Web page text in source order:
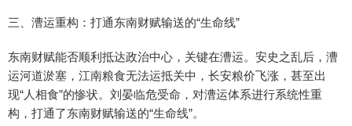
三、漕运重构：打通东南财赋输送的“生命线”
东南财赋能否顺利抵达政治中心，关键在漕运。安史之乱后，漕
运河道淤塞，江南粮食无法运抵关中，长安粮价飞涨，甚至出
现“人相食”的惨状。刘晏临危受命，对漕运体系进行系统性重
构，打通了东南财赋输送的“生命线”。